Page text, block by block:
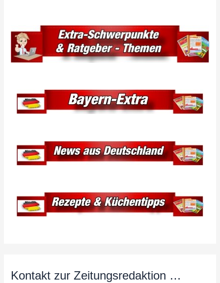
Kontakt zur Zeitungsredaktion …